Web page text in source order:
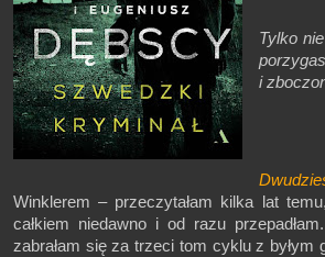
Tylko
i
Winklerem – przeczytałam kilka lat
całkiem niedawno i od razu
zabrałam się za trzeci tom cyklu z byłym